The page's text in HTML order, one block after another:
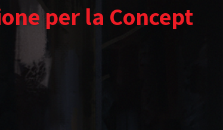
per la Concept